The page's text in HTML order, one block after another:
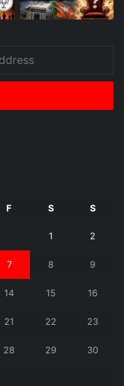
F S S
1 2
7 8 9
14 15 16
21 22 23
28 29 30